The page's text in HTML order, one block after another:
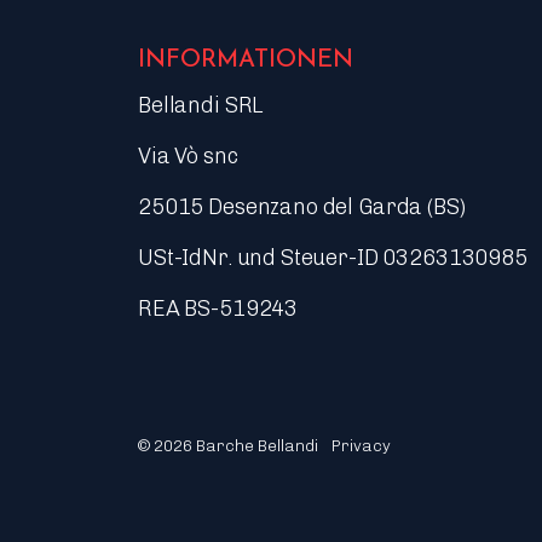
INFORMATIONEN
Bellandi SRL
Via Vò snc
25015 Desenzano del Garda (BS)
USt-IdNr. und Steuer-ID 03263130985
REA BS-519243
© 2026 Barche Bellandi Privacy